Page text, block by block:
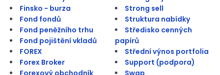
Finsko - burza
Fond fondů
Fond peněžního trhu
Fond pojištění vkladů
FOREX
Forex Broker
Forexový obchodník
Strong sell
Struktura nabídky
Středisko cenných
papírů
Střední výnos portfolia
Support (podpora)
Swap